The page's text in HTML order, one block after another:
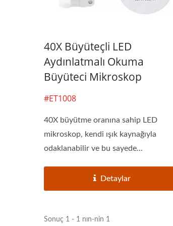
40X Büyüteçli LED
Aydınlatmalı Okuma
Büyüteci Mikroskop
#ET1008
40X büyütme oranına sahip LED
mikroskop, kendi ışık kaynağıyla
odaklanabilir ve bu sayede...
Detaylar
Sonuç 1 - 1 nın-nin 1
3X LED Sayfa Okuyucu